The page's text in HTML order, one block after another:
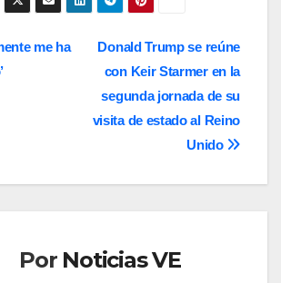
Donald Trump se reúne
con Keir Starmer en la
segunda jornada de su
visita de estado al Reino
Unido
me ha
Por Noticias VE